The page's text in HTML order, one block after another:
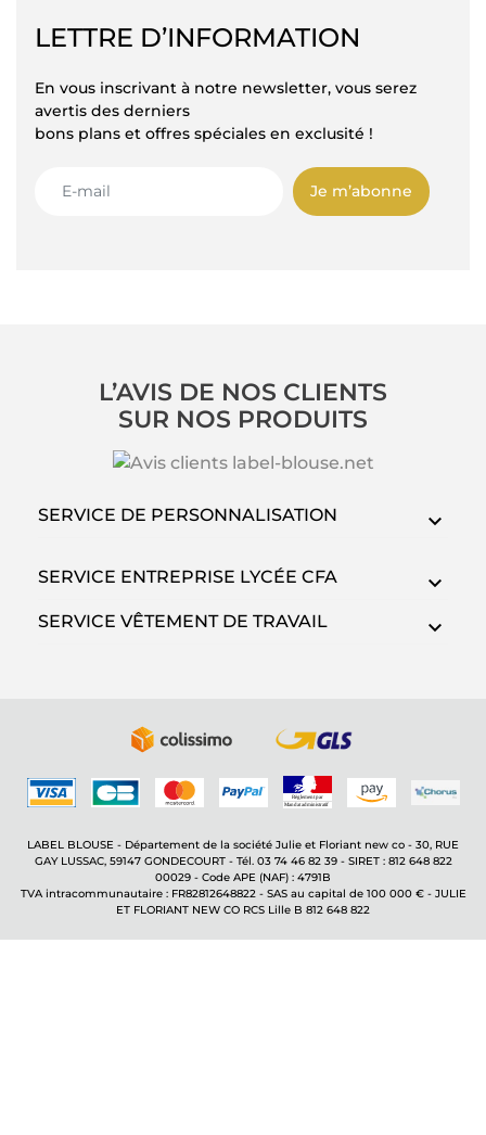
LETTRE D’INFORMATION
En vous inscrivant à notre newsletter, vous serez
avertis des derniers
bons plans et offres spéciales en exclusité !
Je m’abonne
L’AVIS DE NOS CLIENTS
SUR NOS PRODUITS
SERVICE DE PERSONNALISATION
SERVICE ENTREPRISE LYCÉE CFA
SERVICE VÊTEMENT DE TRAVAIL
LABEL BLOUSE - Département de la société Julie et Floriant new co - 30, RUE
GAY LUSSAC, 59147 GONDECOURT - Tél. 03 74 46 82 39 - SIRET : 812 648 822
00029 - Code APE (NAF) : 4791B
TVA intracommunautaire : FR82812648822 - SAS au capital de 100 000 € - JULIE
ET FLORIANT NEW CO RCS Lille B 812 648 822